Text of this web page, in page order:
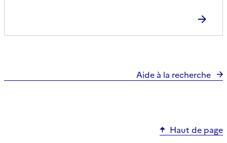
Aide à la recherche
Haut de page